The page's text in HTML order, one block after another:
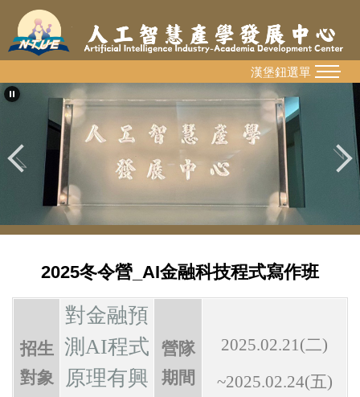
到
主
內
MENU
漢堡鈕選單
2025冬令營_AI金融科技程式寫作班
招生
對象
對金融預
測AI程式
原理有興
營隊
期間
2025.02.21(二)
~2025.02.24(五)